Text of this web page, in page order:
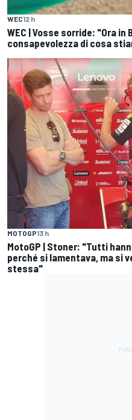
WEC12 h
WEC | Vosse sorride: "Ora in
consapevolezza di cosa
MOTOGP13 h
MotoGP | Stoner: "Tutti
perché si lamentava, ma si
stessa"